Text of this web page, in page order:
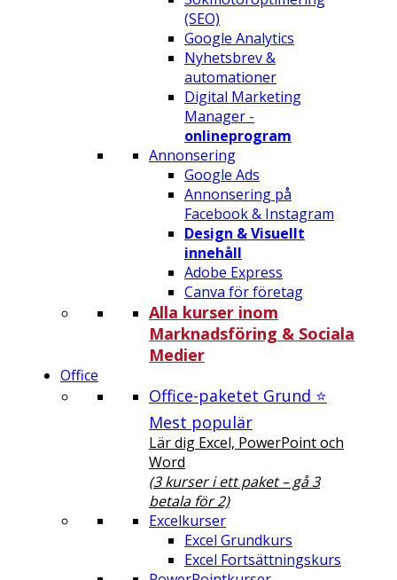
(SEO)
Google Analytics
Nyhetsbrev &
automationer
Digital Marketing
Manager -
onlineprogram
Annonsering
Google Ads
Annonsering på
Facebook & Instagram
Design & Visuellt
innehåll
Adobe Express
Canva för företag
Alla kurser inom
Marknadsföring & Sociala
Medier
Office
Office-paketet Grund ⭐
Mest populär
Lär dig Excel, PowerPoint och
Word
(3 kurser i ett paket – gå 3
betala för 2)
Excelkurser
Excel Grundkurs
Excel Fortsättningskurs